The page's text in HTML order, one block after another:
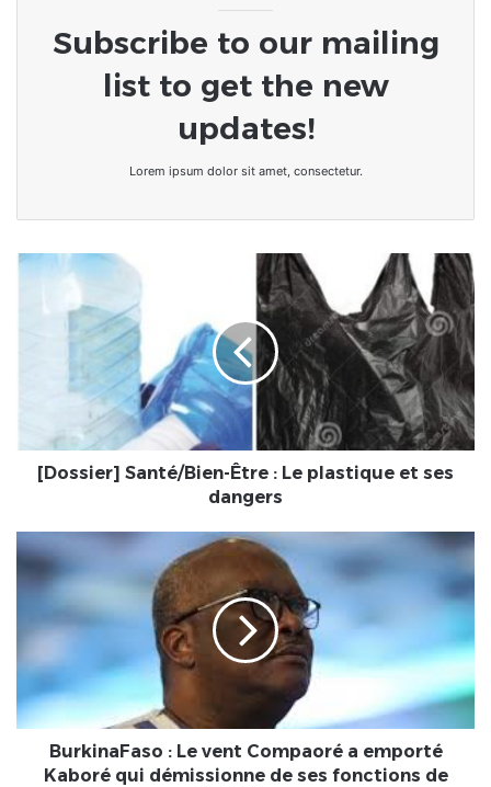
Subscribe to our mailing
list to get the new
updates!
Lorem ipsum dolor sit amet, consectetur.
[Dossier]
Santé/Bien-
dangers
[Dossier] Santé/Bien-Être : Le plastique et ses
dangers
BurkinaFaso
Compaoré
Kaboré
qui
démissionne
BurkinaFaso : Le vent Compaoré a emporté
Kaboré qui démissionne de ses fonctions de